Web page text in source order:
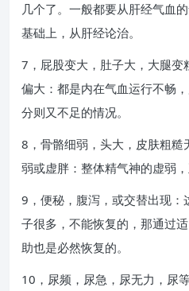
几个了。一般都要从肝经气血
基础上，从肝经论治。
7，屁股变大，肚子大，大腿变
偏大：都是内在气血运行不畅
分则又不足的情况。
8，骨骼细弱，头大，皮肤粗
弱或虚胖：整体精气神的虚弱
9，便秘，腹泻，或交替出现
子很多，不能恢复的，那通过
助也是必然恢复的。
10，尿频，尿急，尿无力，尿